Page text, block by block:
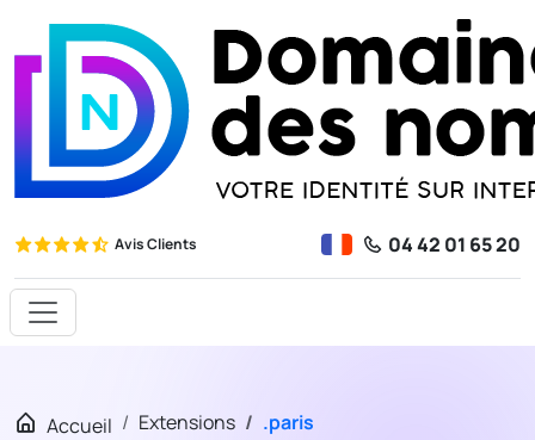
Avis Clients 04 42 01 65 20
Accueil Extensions .paris